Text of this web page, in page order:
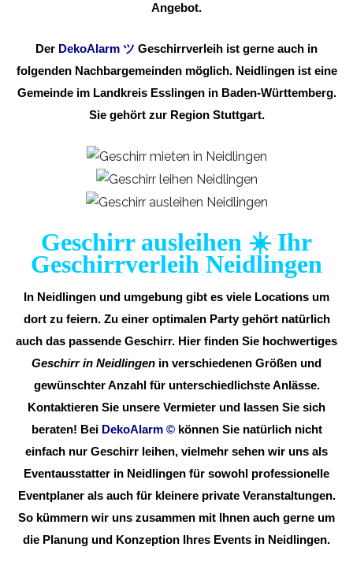
Angebot.
Der DekoAlarm ツ Geschirrverleih ist gerne auch in
folgenden Nachbargemeinden möglich. Neidlingen ist eine
Gemeinde im Landkreis Esslingen in Baden-Württemberg.
Sie gehört zur Region Stuttgart.
Geschirr ausleihen ☀️ Ihr
Geschirrverleih Neidlingen
In Neidlingen und umgebung gibt es viele Locations um
dort zu feiern. Zu einer optimalen Party gehört natürlich
auch das passende Geschirr. Hier finden Sie hochwertiges
Geschirr in Neidlingen in verschiedenen Größen und
gewünschter Anzahl für unterschiedlichste Anlässe.
Kontaktieren Sie unsere Vermieter und lassen Sie sich
beraten! Bei DekoAlarm © können Sie natürlich nicht
einfach nur Geschirr leihen, vielmehr sehen wir uns als
Eventausstatter in Neidlingen für sowohl professionelle
Eventplaner als auch für kleinere private Veranstaltungen.
So kümmern wir uns zusammen mit Ihnen auch gerne um
die Planung und Konzeption Ihres Events in Neidlingen.